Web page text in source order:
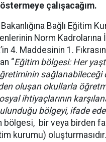
çalışacağım.
Bağlı Eğitim
Norm Kadrolarına
4. Maddesinin 1.
“Eğitim bölgesi: Her
sağlanabileceği
oluşan okullarla
ihtiyaçlarının
bölgeyi, ifade
bölgesi, bir veya birden
kurumu)